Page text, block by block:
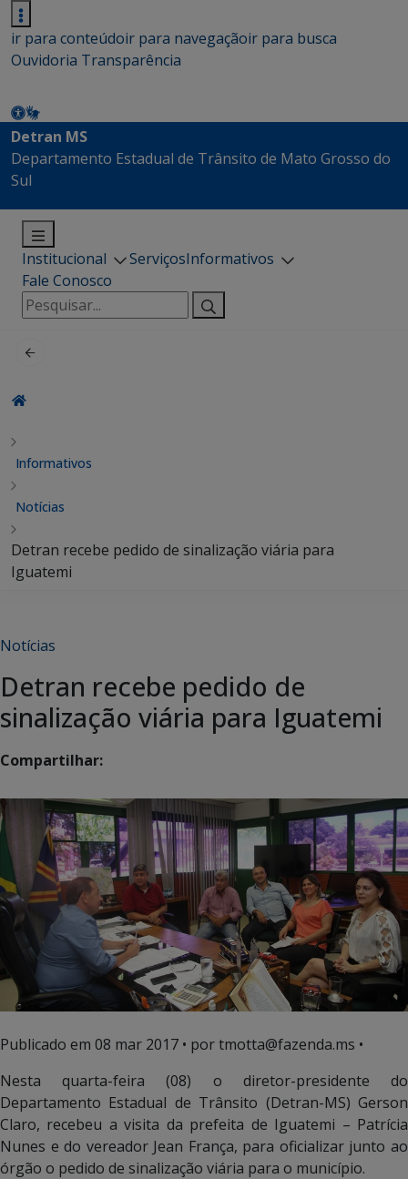
ir para conteúdoir para navegaçãoir para busca
Ouvidoria Transparência
Detran MS
Departamento Estadual de Trânsito de Mato Grosso do
Sul
Institucional ServiçosInformativos
Fale Conosco
Pesquisar
por:
Informativos
Notícias
Detran recebe pedido de sinalização viária para
Iguatemi
Notícias
Detran recebe pedido de
sinalização viária para Iguatemi
Compartilhar:
Publicado em 08 mar 2017 • por tmotta@fazenda.ms •
Nesta quarta-feira (08) o diretor-presidente do
Departamento Estadual de Trânsito (Detran-MS) Gerson
Claro, recebeu a visita da prefeita de Iguatemi – Patrícia
Nunes e do vereador Jean França, para oficializar junto ao
órgão o pedido de sinalização viária para o município.